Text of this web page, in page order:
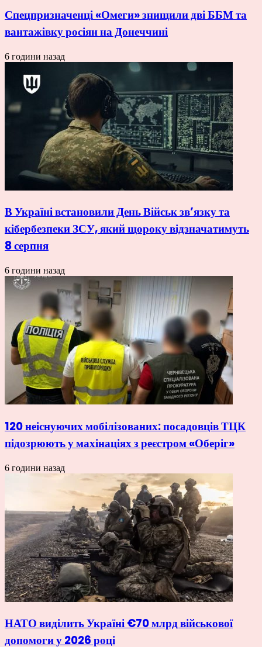
Спецпризначенці «Омеги» знищили дві ББМ та
вантажівку росіян на Донеччині
6 години назад
В Україні встановили День Військ зв’язку та
кібербезпеки ЗСУ, який щороку відзначатимуть
8 серпня
6 години назад
120 неіснуючих мобілізованих: посадовців ТЦК
підозрюють у махінаціях з реєстром «Оберіг»
6 години назад
НАТО виділить Україні €70 млрд військової
допомоги у 2026 році